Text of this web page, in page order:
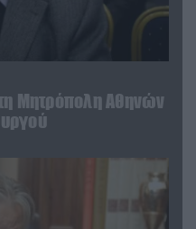
Μητρόπολη Αθηνών